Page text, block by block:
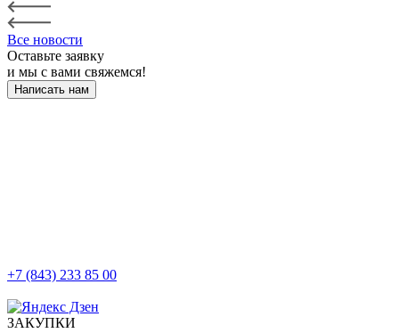
Все новости
Оставьте заявку
и мы с вами свяжемся!
Написать нам
+7 (843) 233 85 00
ЗАКУПКИ